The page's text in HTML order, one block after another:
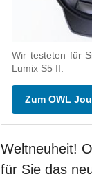
Wir testeten für
Lumix S5 II.
Zum OWL
Weltneuheit!
für Sie das